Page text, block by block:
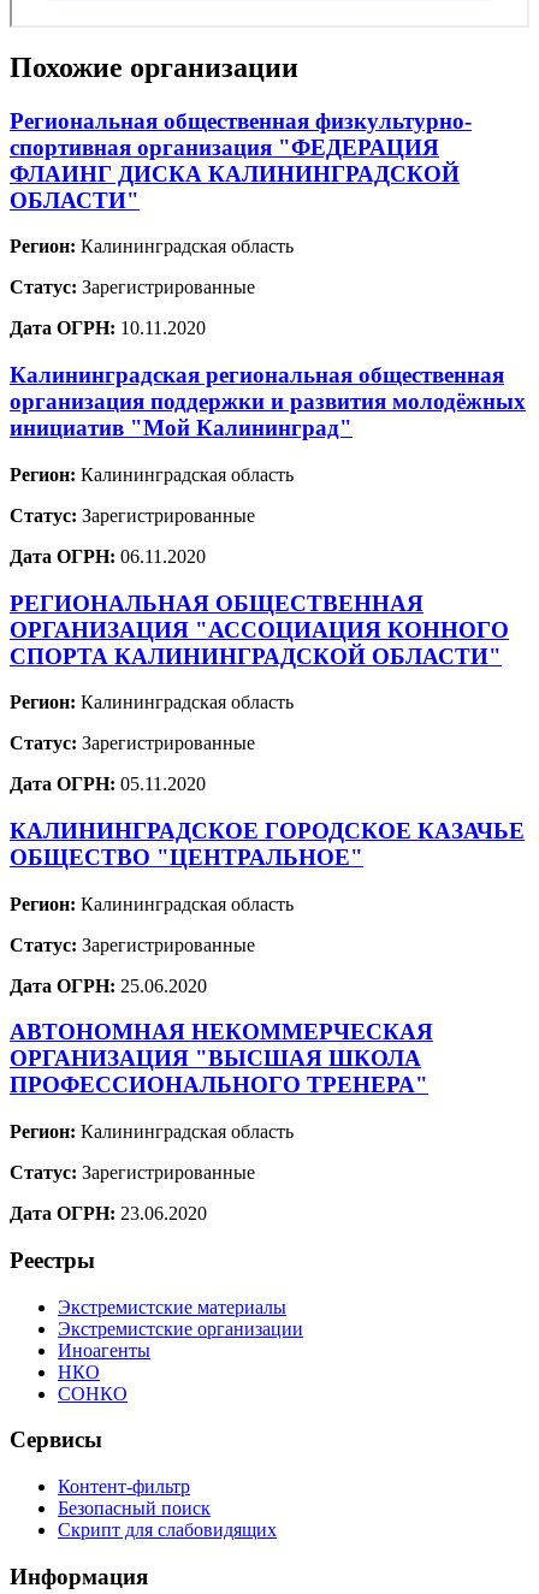
Похожие организации
Региональная общественная физкультурно-
спортивная организация "ФЕДЕРАЦИЯ
ФЛАИНГ ДИСКА КАЛИНИНГРАДСКОЙ
ОБЛАСТИ"
Регион: Калининградская область
Статус: Зарегистрированные
Дата ОГРН: 10.11.2020
Калининградская региональная общественная
организация поддержки и развития молодёжных
инициатив "Мой Калининград"
Регион: Калининградская область
Статус: Зарегистрированные
Дата ОГРН: 06.11.2020
РЕГИОНАЛЬНАЯ ОБЩЕСТВЕННАЯ
ОРГАНИЗАЦИЯ "АССОЦИАЦИЯ КОННОГО
СПОРТА КАЛИНИНГРАДСКОЙ ОБЛАСТИ"
Регион: Калининградская область
Статус: Зарегистрированные
Дата ОГРН: 05.11.2020
КАЛИНИНГРАДСКОЕ ГОРОДСКОЕ КАЗАЧЬЕ
ОБЩЕСТВО "ЦЕНТРАЛЬНОЕ"
Регион: Калининградская область
Статус: Зарегистрированные
Дата ОГРН: 25.06.2020
АВТОНОМНАЯ НЕКОММЕРЧЕСКАЯ
ОРГАНИЗАЦИЯ "ВЫСШАЯ ШКОЛА
ПРОФЕССИОНАЛЬНОГО ТРЕНЕРА"
Регион: Калининградская область
Статус: Зарегистрированные
Дата ОГРН: 23.06.2020
Реестры
Экстремистские материалы
Экстремистские организации
Иноагенты
НКО
СОНКО
Сервисы
Контент-фильтр
Безопасный поиск
Скрипт для слабовидящих
Информация